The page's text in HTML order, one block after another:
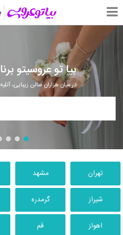
بیا تو عروسیتو
در میان هزاران سالن زیبایی،
تهران مشهد
شیراز گرمدره
اهواز قم